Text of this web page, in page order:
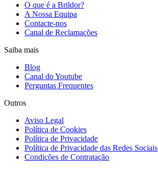
O que é a Brildor?
A Nossa Equipa
Contacte-nos
Canal de Reclamações
Saiba mais
Blog
Canal do Youtube
Perguntas Frequentes
Outros
Aviso Legal
Política de Cookies
Política de Privacidade
Política de Privacidade das Redes Sociais
Condições de Contratação